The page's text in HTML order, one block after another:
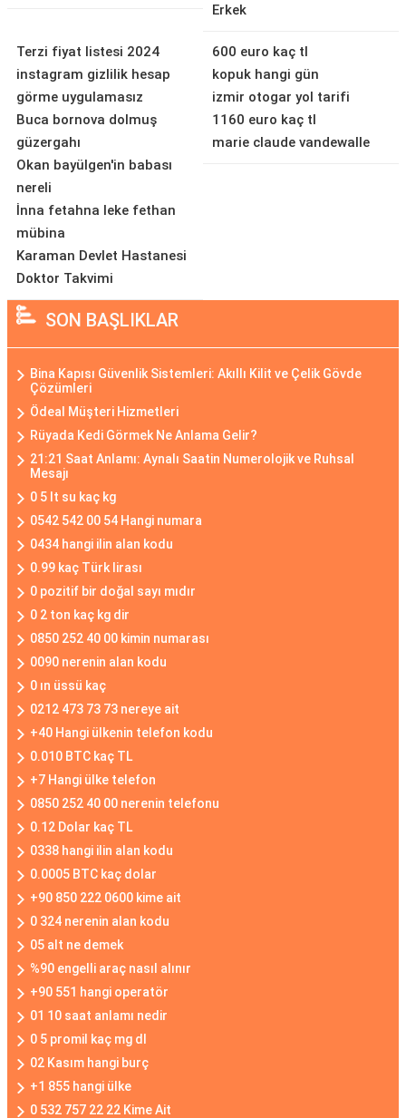
Erkek
Terzi fiyat listesi 2024
instagram gizlilik hesap
görme uygulamasız
Buca bornova dolmuş
güzergahı
Okan bayülgen'in babası
nereli
İnna fetahna leke fethan
mübina
Karaman Devlet Hastanesi
Doktor Takvimi
600 euro kaç tl
kopuk hangi gün
izmir otogar yol tarifi
1160 euro kaç tl
marie claude vandewalle
SON BAŞLIKLAR
Bina Kapısı Güvenlik Sistemleri: Akıllı Kilit ve Çelik Gövde
Çözümleri
Ödeal Müşteri Hizmetleri
Rüyada Kedi Görmek Ne Anlama Gelir?
21:21 Saat Anlamı: Aynalı Saatin Numerolojik ve Ruhsal
Mesajı
0 5 lt su kaç kg
0542 542 00 54 Hangi numara
0434 hangi ilin alan kodu
0.99 kaç Türk lirası
0 pozitif bir doğal sayı mıdır
0 2 ton kaç kg dir
0850 252 40 00 kimin numarası
0090 nerenin alan kodu
0 ın üssü kaç
0212 473 73 73 nereye ait
+40 Hangi ülkenin telefon kodu
0.010 BTC kaç TL
+7 Hangi ülke telefon
0850 252 40 00 nerenin telefonu
0.12 Dolar kaç TL
0338 hangi ilin alan kodu
0.0005 BTC kaç dolar
+90 850 222 0600 kime ait
0 324 nerenin alan kodu
05 alt ne demek
%90 engelli araç nasıl alınır
+90 551 hangi operatör
01 10 saat anlamı nedir
0 5 promil kaç mg dl
02 Kasım hangi burç
+1 855 hangi ülke
0 532 757 22 22 Kime Ait